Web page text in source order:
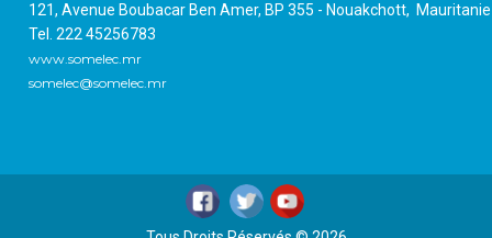
121, Avenue Boubacar Ben Amer, BP 355 - Nouakchott,
Tel. 222 45256783
www.somelec.mr
somelec@somelec.mr